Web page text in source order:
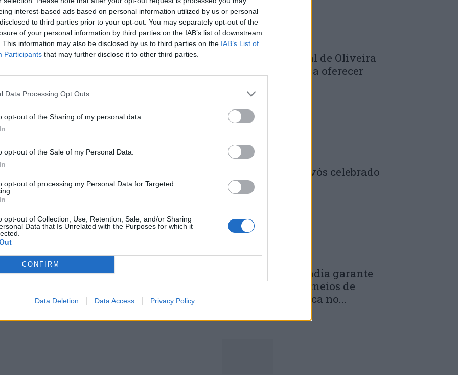
interest-based ads based on personal information utilized by us or personal
to third parties prior to your opt-out. You may separately opt-out of the
of your personal information by third parties on the IAB’s list of downstream
This information may also be disclosed by us to third parties on the IAB’s List of
Participants that may further disclose it to other third parties.
Data Processing Opt Outs
opt-out of the Sharing of my personal data.
opt-out of the Sale of my Personal Data.
opt-out of processing my Personal Data for Targeted
opt-out of Collection, Use, Retention, Sale, and/or Sharing
Data that Is Unrelated with the Purposes for which it
CONFIRM
Data Deletion Data Access Privacy Policy
mas estamos prontos e preparados
andar nos lugares cimeiros em termos de
um bom rali, dar espetáculo e mostrar os
CONVOSCO!!”, finalizou o piloto Armando
serão disputados ao cronómetro, a prova
e promovida pela Promolafões irá ser
no concelho do Carregal do Sal.
2.10km da Super Especial Touriga Nacional
pelos 5.35km de Malvasia- Casal
11,23 km de Cerceal Branco- Oliveira do
pelos 6.03km de Encruzado-Cabanas de
junto à Câmara Municipal do Carregal do
Câmara Municipal de Oliveira
do Hospital volta a oferecer
30 DE JULHO, 2026
Penela: Dia dos Avós celebrado
em comunidade
Município de Anadia garante
manutenção dos meios de
emergência médica no...